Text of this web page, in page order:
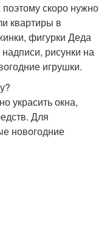
скоро нужно
квартиры в
фигурки Деда
рисунки на
игрушки.
украсить окна,
Для
новогодние